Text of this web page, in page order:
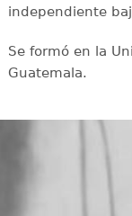
independiente
Se formó en la
Guatemala.